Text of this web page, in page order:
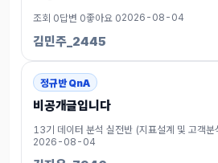
조회 0답변 0좋아요 02026-08-04
김민주_2445
정규반 QnA
비공개글입니다
13기 데이터 분석 실전반 (지표설계 및 고객분
2026-08-04